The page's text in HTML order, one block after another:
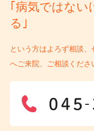
｢病気ではない
る｣
という方はよろず相談
へご来院、ご相談くださ